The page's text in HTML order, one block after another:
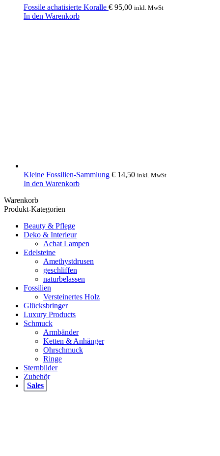
Fossile achatisierte Koralle € 95,00 inkl. MwSt
In den Warenkorb
Kleine Fossilien-Sammlung € 14,50 inkl. MwSt
In den Warenkorb
Warenkorb
Produkt-Kategorien
Beauty & Pflege
Deko & Interieur
Achat Lampen
Edelsteine
Amethystdrusen
geschliffen
naturbelassen
Fossilien
Versteinertes Holz
Glücksbringer
Luxury Products
Schmuck
Armbänder
Ketten & Anhänger
Ohrschmuck
Ringe
Sternbilder
Zubehör
Sales